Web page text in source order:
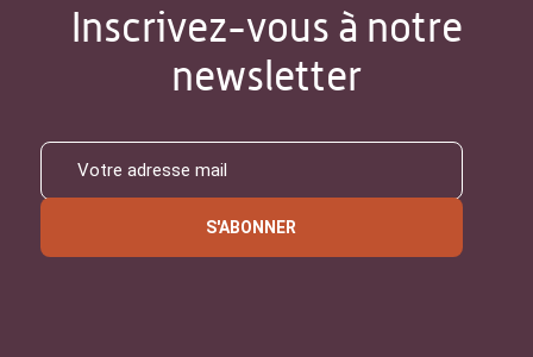
Inscrivez-vous à notre
newsletter
S'ABONNER